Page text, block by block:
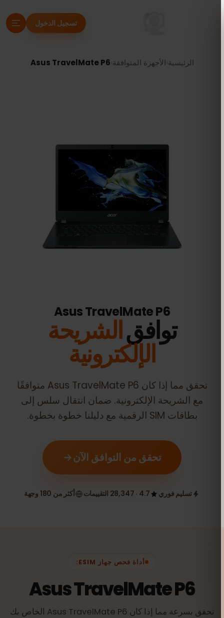
تسجيل الدخول
الرئيسية›الأجهزة المتوافقة›
Asus TravelMate P6
Asus TravelMate P6
توافقالشريحة
الإلكترونية
تحقق مما إذا كان Asus TravelMate P6 متوافقًا
مع الشريحة الإلكترونية. ضمان انتقال سلس إلى
بطاقات SIM الرقمية مع دليلنا خطوة بخطوة.
تحقق من التوافق الآن
تسليم فوري 4.7 · 28,347 التقييمات أكثر من 180 وجهة
أداة فحص جهاز ESIM:
Asus TravelMate P6
تحقق بسرعة مما إذا كان Asus TravelMate P6 الخاص بك